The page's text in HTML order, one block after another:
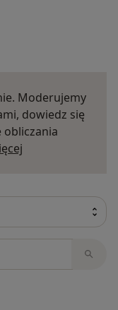
Moderujemy
dowiedz się
obliczania